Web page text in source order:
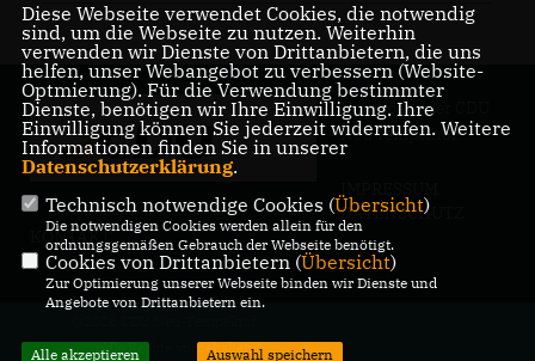
Homepage der CDU
Neu Tempelhof
DATENSCHUTZ
KONTAKT
Alle Rechte vorbehalten.
Diese Webseite verwendet Cookies, die notwendig
sind, um die Webseite zu nutzen. Weiterhin
verwenden wir Dienste von Drittanbietern, die uns
helfen, unser Webangebot zu verbessern (Website-
Optmierung). Für die Verwendung bestimmter
Dienste, benötigen wir Ihre Einwilligung. Ihre
Einwilligung können Sie jederzeit widerrufen. Weitere
Informationen finden Sie in unserer
Datenschutzerklärung.
Technisch notwendige Cookies (Übersicht)
Die notwendigen Cookies werden allein für den
ordnungsgemäßen Gebrauch der Webseite benötigt.
Cookies von Drittanbietern (Übersicht)
Zur Optimierung unserer Webseite binden wir Dienste und
Angebote von Drittanbietern ein.
Alle akzeptieren Auswahl speichern